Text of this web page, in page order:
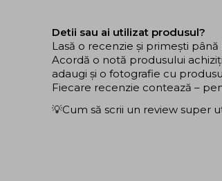
Detii sau ai utilizat produsul?
Lasă o recenzie și primești
Acordă o notă produsului
adaugi și o fotografie cu
Fiecare recenzie contează –
💡Cum să scrii un review super